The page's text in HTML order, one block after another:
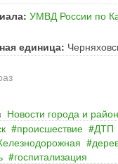
УМВД России по
единица:
Новости города и
происшествие ДТП
госпитализация